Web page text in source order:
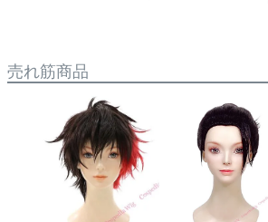
売れ筋商品